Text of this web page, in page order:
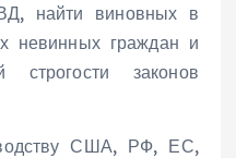
найти виновных в
невинных граждан и
законов
США, РФ, ЕС,